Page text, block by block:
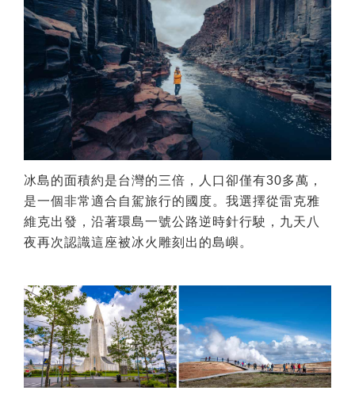
冰島的面積約是台灣的三倍，人口卻僅有30多萬，
是一個非常適合自駕旅行的國度。我選擇從雷克雅
維克出發，沿著環島一號公路逆時針行駛，九天八
夜再次認識這座被冰火雕刻出的島嶼。